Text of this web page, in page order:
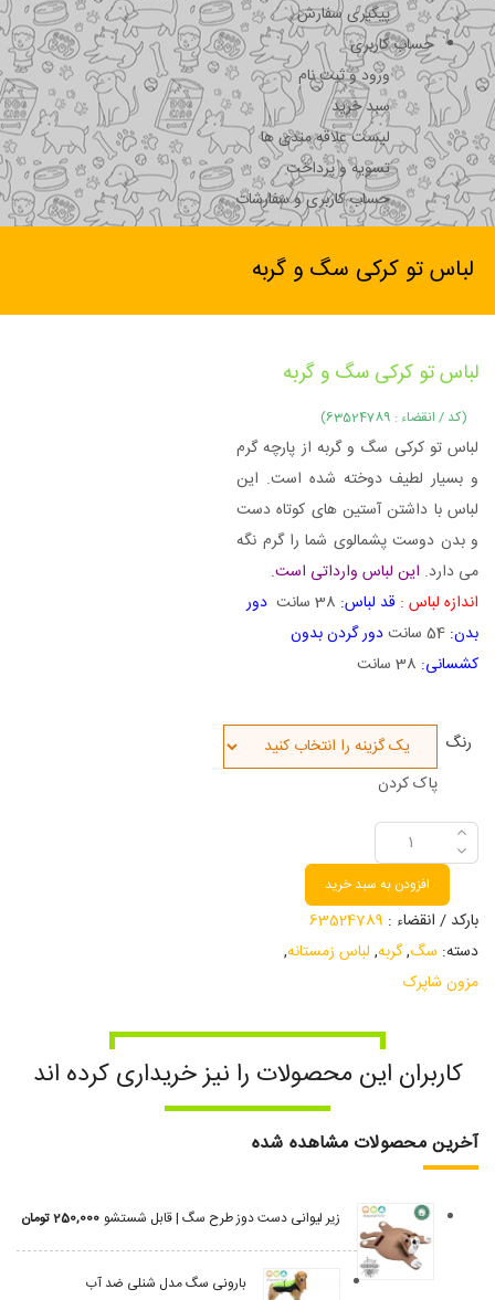
پیگیری سفارش
حساب کاربری
ورود و ثبت نام
سبد خرید
لیست علاقه مندی ها
تسویه و پرداخت
حساب کاربری و سفارشات
لباس تو کرکی سگ و گربه
لباس تو کرکی سگ و گربه
(کد / انقضاء : 63524789)
لباس تو کرکی سگ و گربه از پارچه گرم
و بسیار لطیف دوخته شده است. این
لباس با داشتن آستین های کوتاه دست
و بدن دوست پشمالوی شما را گرم نگه
می دارد. این لباس وارداتی است.
اندازه لباس : قد لباس:
دور
بدن: 54 سانت
دور گردن بدون
کشسانی: 38 سانت
رنگ
پاک کردن
افزودن به سبد خرید
بارکد / انقضاء : 63524789
دسته: سگ,گربه, لباس زمستانه,
مزون شاپرک
کاربران این محصولات را نیز خریداری کرده اند
آخرین محصولات مشاهده شده
زیر لیوانی دست دوز طرح سگ | قابل شستشو 250,000تومان
بارونی سگ مدل شنلی ضد آب